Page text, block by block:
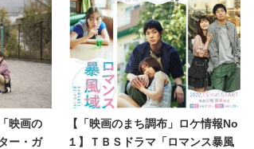
映画の
ー・ガ
【「映画のまち調布」ロケ情報No
１】ＴＢＳドラマ「ロマンス暴風